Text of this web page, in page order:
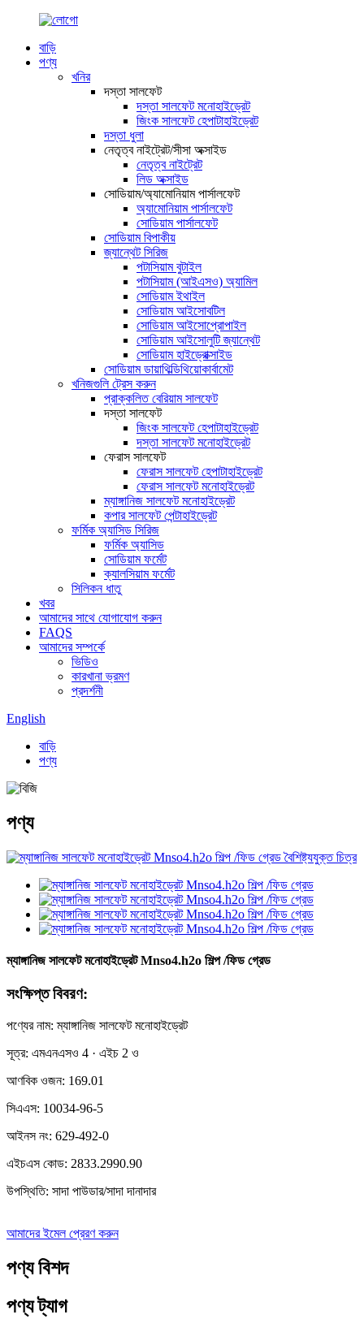
বাড়ি
পণ্য
খনির
দস্তা সালফেট
দস্তা সালফেট মনোহাইড্রেট
জিংক সালফেট হেপাটাহাইড্রেট
দস্তা ধুলা
নেতৃত্ব নাইট্রেট/সীসা অক্সাইড
নেতৃত্ব নাইট্রেট
লিড অক্সাইড
সোডিয়াম/অ্যামোনিয়াম পার্সালফেট
অ্যামোনিয়াম পার্সালফেট
সোডিয়াম পার্সালফেট
সোডিয়াম বিপাকীয়
জ্যান্থেট সিরিজ
পটাসিয়াম বুটাইল
পটাসিয়াম (আইএসও) অ্যামিল
সোডিয়াম ইথাইল
সোডিয়াম আইসোবটিল
সোডিয়াম আইসোপ্রোপাইল
সোডিয়াম আইসোলুটি জ্যান্থেট
সোডিয়াম হাইড্রোক্সাইড
সোডিয়াম ডায়াথিল্ডিথিয়োকার্বামেট
খনিজগুলি ট্রেস করুন
প্রাক্কলিত বেরিয়াম সালফেট
দস্তা সালফেট
জিংক সালফেট হেপাটাহাইড্রেট
দস্তা সালফেট মনোহাইড্রেট
ফেরাস সালফেট
ফেরাস সালফেট হেপাটাহাইড্রেট
ফেরাস সালফেট মনোহাইড্রেট
ম্যাঙ্গানিজ সালফেট মনোহাইড্রেট
কপার সালফেট পেন্টাহাইড্রেট
ফর্মিক অ্যাসিড সিরিজ
ফর্মিক অ্যাসিড
সোডিয়াম ফর্মেট
ক্যালসিয়াম ফর্মেট
সিলিকন ধাতু
খবর
আমাদের সাথে যোগাযোগ করুন
FAQS
আমাদের সম্পর্কে
ভিডিও
কারখানা ভ্রমণ
প্রদর্শনী
English
বাড়ি
পণ্য
পণ্য
ম্যাঙ্গানিজ সালফেট মনোহাইড্রেট Mnso4.h2o শিল্প /ফিড গ্রেড
সংক্ষিপ্ত বিবরণ:
পণ্যের নাম: ম্যাঙ্গানিজ সালফেট মনোহাইড্রেট
সূত্র: এমএনএসও 4 · এইচ 2 ও
আণবিক ওজন: 169.01
সিএএস: 10034-96-5
আইনস নং: 629-492-0
এইচএস কোড: 2833.2990.90
উপস্থিতি: সাদা পাউডার/সাদা দানাদার
আমাদের ইমেল প্রেরণ করুন
পণ্য বিশদ
পণ্য ট্যাগ